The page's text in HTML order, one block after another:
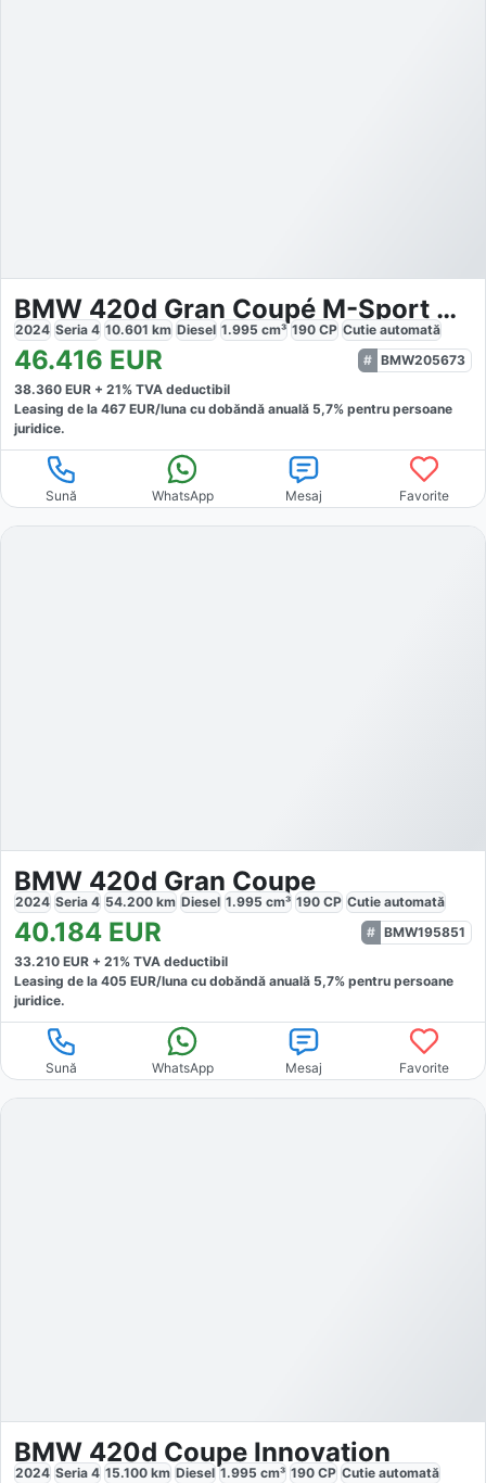
BMW 420d Gran Coupé M-Sport Pro
2024 Seria 4 10.601 km Diesel 1.995 cm³ 190 CP Cutie automată
46.416 EUR
BMW205673
38.360 EUR + 21% TVA deductibil
Leasing de la 467 EUR/luna cu dobăndă anuală 5,7% pentru persoane
juridice.
Sună WhatsApp Mesaj Favorite
BMW 420d Gran Coupe
2024 Seria 4 54.200 km Diesel 1.995 cm³ 190 CP Cutie automată
40.184 EUR
BMW195851
33.210 EUR + 21% TVA deductibil
Leasing de la 405 EUR/luna cu dobăndă anuală 5,7% pentru persoane
juridice.
Sună WhatsApp Mesaj Favorite
BMW 420d Coupe Innovation
2024 Seria 4 15.100 km Diesel 1.995 cm³ 190 CP Cutie automată